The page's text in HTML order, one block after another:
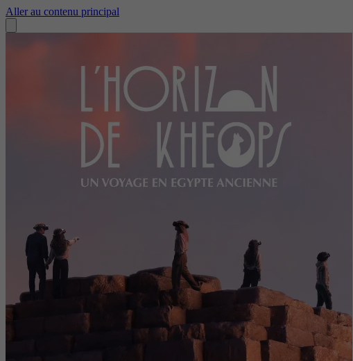
Aller au contenu principal